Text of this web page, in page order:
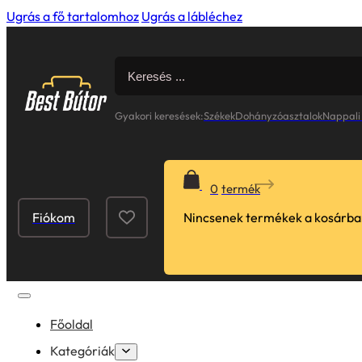
Ugrás a fő tartalomhoz Ugrás a lábléchez
for:
Gyakori keresések:SzékekDohányzóasztalok
Fiókom
0
Nincsenek termékek a
Főoldal
Kategóriák